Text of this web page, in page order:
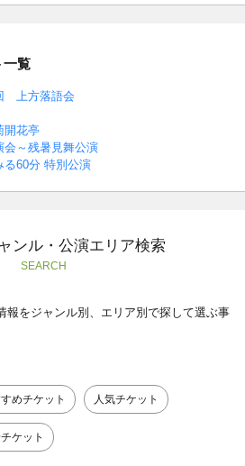
一覧
上方落語会
開花亭
～残暑見舞公演
る60分 特別公演
ンル・公演エリア検索
SEARCH
報をジャンル別、エリア別で探して選ぶ事
めチケット 人気チケット
ケット